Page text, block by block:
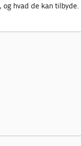
hvad de kan tilbyde.